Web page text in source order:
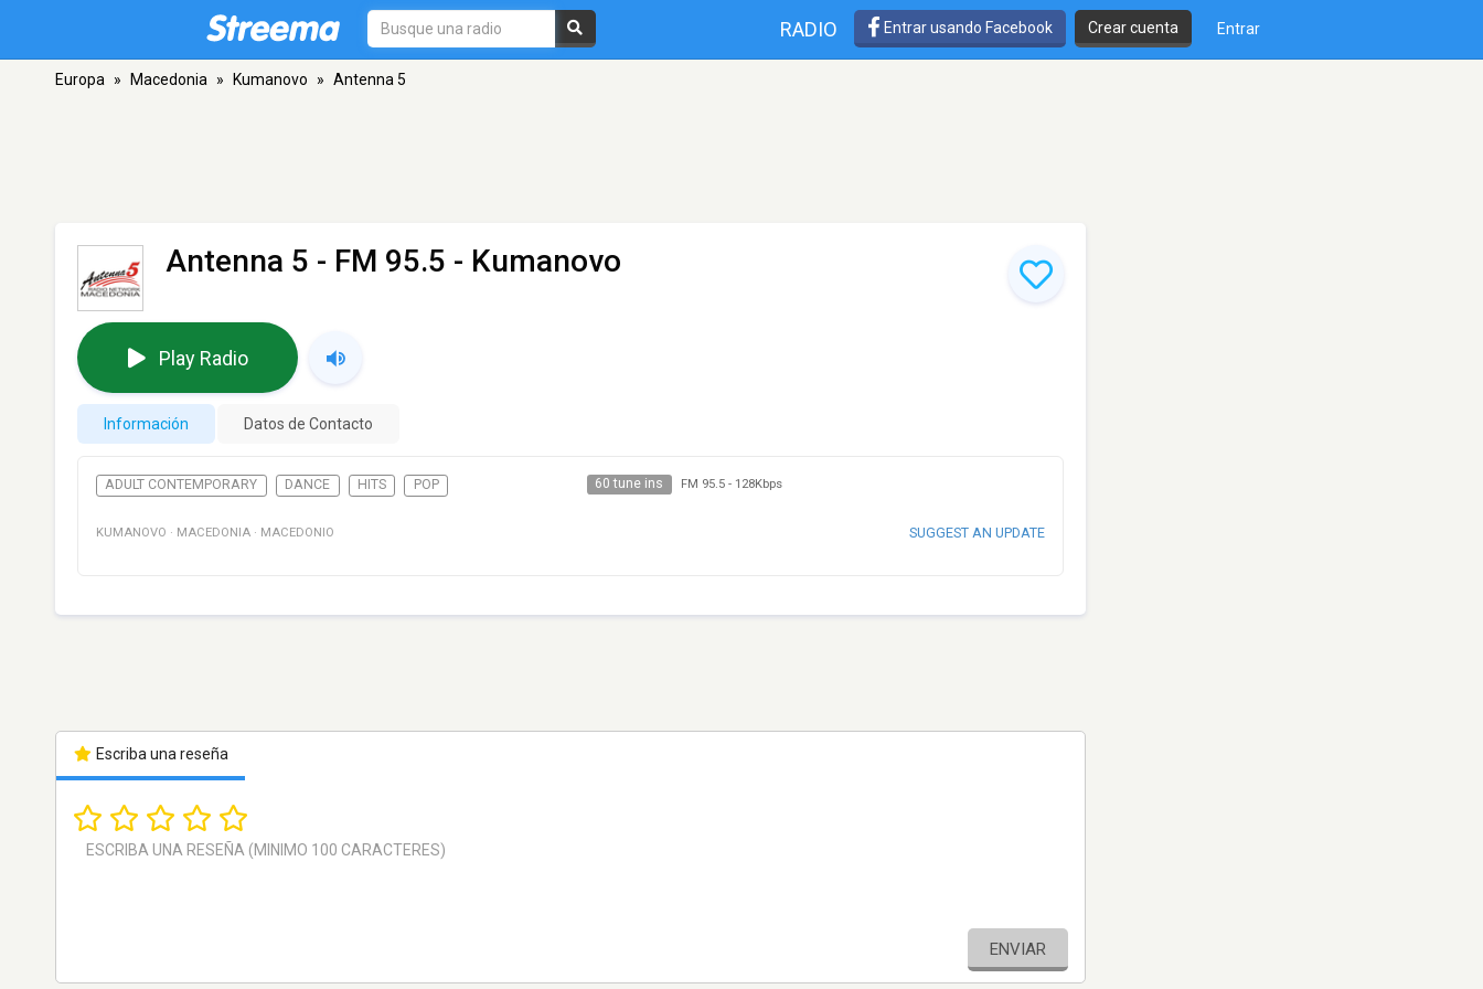
RADIO Entrar usando Facebook Crear cuenta Entrar
Europa » Macedonia » Kumanovo » Antenna 5
Antenna 5 - FM 95.5 - Kumanovo
Play Radio
Información Datos de Contacto
ADULT CONTEMPORARY DANCE HITS POP 60 tune ins FM 95.5- 128Kbps
KUMANOVO · MACEDONIA · MACEDONIO SUGGEST AN UPDATE
Escriba una reseña
ENVIAR